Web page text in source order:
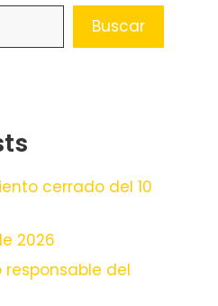
Buscar
cerrado del 10
2026
responsable del